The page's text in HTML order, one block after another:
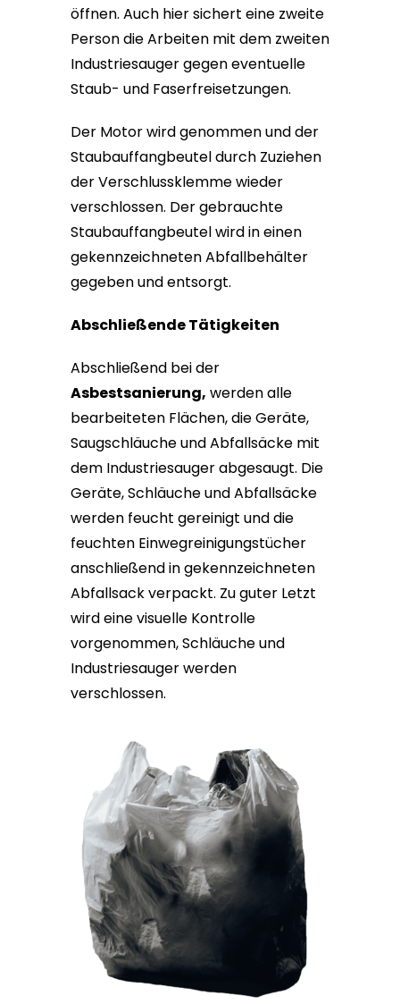
öffnen. Auch hier sichert eine zweite
Person die Arbeiten mit dem zweiten
Industriesauger gegen eventuelle
Staub- und Faserfreisetzungen.
Der Motor wird genommen und der
Staubauffangbeutel durch Zuziehen
der Verschlussklemme wieder
verschlossen. Der gebrauchte
Staubauffangbeutel wird in einen
gekennzeichneten Abfallbehälter
gegeben und entsorgt.
Abschließende Tätigkeiten
Abschließend bei der
Asbestsanierung, werden alle
bearbeiteten Flächen, die Geräte,
Saugschläuche und Abfallsäcke mit
dem Industriesauger abgesaugt. Die
Geräte, Schläuche und Abfallsäcke
werden feucht gereinigt und die
feuchten Einwegreinigungstücher
anschließend in gekennzeichneten
Abfallsack verpackt. Zu guter Letzt
wird eine visuelle Kontrolle
vorgenommen, Schläuche und
Industriesauger werden
verschlossen.